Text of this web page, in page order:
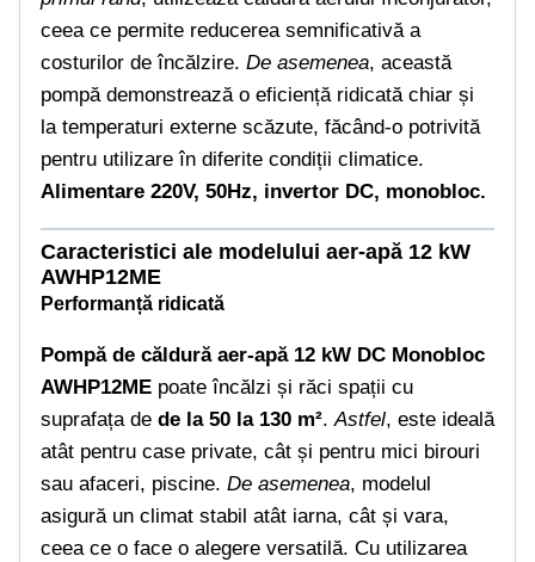
ceea ce permite reducerea semnificativă a
costurilor de încălzire. De asemenea, această
pompă demonstrează o eficiență ridicată chiar și
la temperaturi externe scăzute, făcând-o potrivită
pentru utilizare în diferite condiții climatice.
Alimentare 220V, 50Hz, invertor DC, monobloc.
Caracteristici ale modelului aer-apă 12 kW
AWHP12ME
Performanță ridicată
Pompă de căldură aer-apă 12 kW DC Monobloc
AWHP12ME poate încălzi și răci spații cu
suprafața de de la 50 la 130 m².Astfel, este ideală
atât pentru case private, cât și pentru mici birouri
sau afaceri, piscine. De asemenea, modelul
asigură un climat stabil atât iarna, cât și vara,
ceea ce o face o alegere versatilă. Cu utilizarea